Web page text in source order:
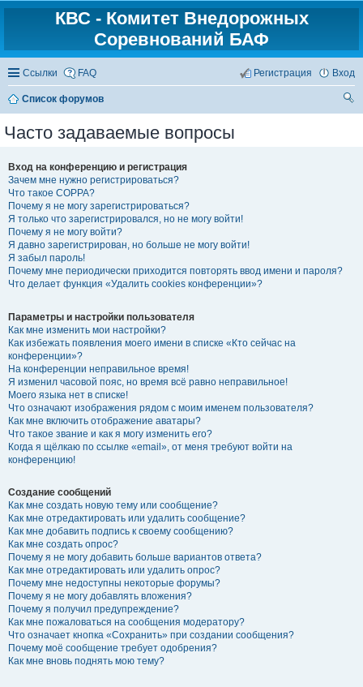
КВС - Комитет Внедорожных
Соревнований БАФ
Ссылки FAQ Вход
Регистрация
Список форумов
Часто задаваемые вопросы
Вход на конференцию и регистрация
Зачем мне нужно регистрироваться?
Что такое COPPA?
Почему я не могу зарегистрироваться?
Я только что зарегистрировался, но не могу войти!
Почему я не могу войти?
Я давно зарегистрирован, но больше не могу войти!
Я забыл пароль!
Почему мне периодически приходится повторять ввод имени и пароля?
Что делает функция «Удалить cookies конференции»?
Параметры и настройки пользователя
Как мне изменить мои настройки?
Как избежать появления моего имени в списке «Кто сейчас на
конференции»?
На конференции неправильное время!
Я изменил часовой пояс, но время всё равно неправильное!
Моего языка нет в списке!
Что означают изображения рядом с моим именем пользователя?
Как мне включить отображение аватары?
Что такое звание и как я могу изменить его?
Когда я щёлкаю по ссылке «email», от меня требуют войти на
конференцию!
Создание сообщений
Как мне создать новую тему или сообщение?
Как мне отредактировать или удалить сообщение?
Как мне добавить подпись к своему сообщению?
Как мне создать опрос?
Почему я не могу добавить больше вариантов ответа?
Как мне отредактировать или удалить опрос?
Почему мне недоступны некоторые форумы?
Почему я не могу добавлять вложения?
Почему я получил предупреждение?
Как мне пожаловаться на сообщения модератору?
Что означает кнопка «Сохранить» при создании сообщения?
Почему моё сообщение требует одобрения?
Как мне вновь поднять мою тему?